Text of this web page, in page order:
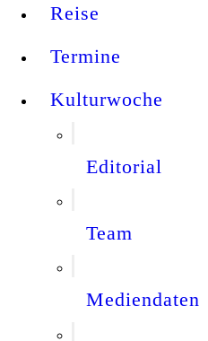
Reise
Termine
Kulturwoche
Editorial
Team
Mediendaten